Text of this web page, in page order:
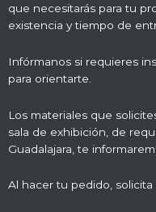
que necesitarás para tu
existencia y tiempo de
Infórmanos si requieres
para orientarte.
Los materiales que
sala de exhibición, de
Guadalajara, te
Al hacer tu pedido, solicita